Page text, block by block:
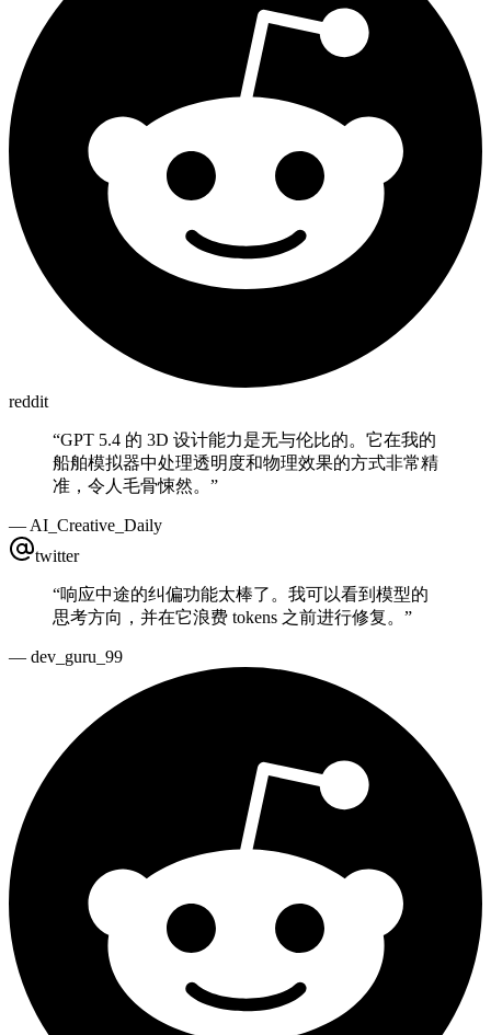
reddit
“GPT 5.4 的 3D 设计能力是无与伦比的。它在我的
船舶模拟器中处理透明度和物理效果的方式非常精
准，令人毛骨悚然。 ”
— AI_Creative_Daily
twitter
“响应中途的纠偏功能太棒了。我可以看到模型的
思考方向，并在它浪费 tokens 之前进行修复。 ”
— dev_guru_99